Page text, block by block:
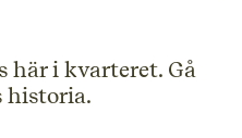
här i kvarteret. Gå
historia.